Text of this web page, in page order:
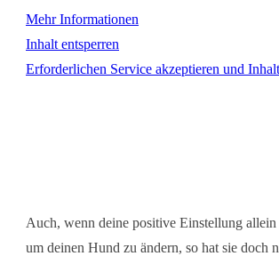
Mehr Informationen
Inhalt entsperren
Erforderlichen Service akzeptieren und
Auch, wenn deine positive Einstellung allein
um deinen Hund zu ändern, so hat sie doch